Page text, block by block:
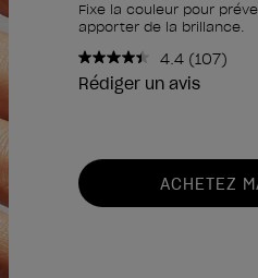
Fixe la couleur pour
apporter de la brillance.
4.4 Lire
107
page.
(107)
Rédiger un avis
Forme du produit
ACHETEZ